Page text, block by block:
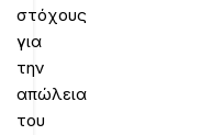
στόχους
για
την
απώλεια
του